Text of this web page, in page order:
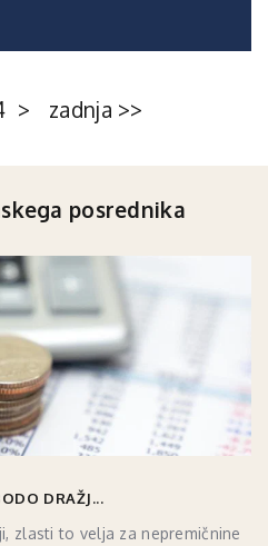
> zadnja >>
posrednika
DRAŽJ...
zlasti to velja za nepremičnine